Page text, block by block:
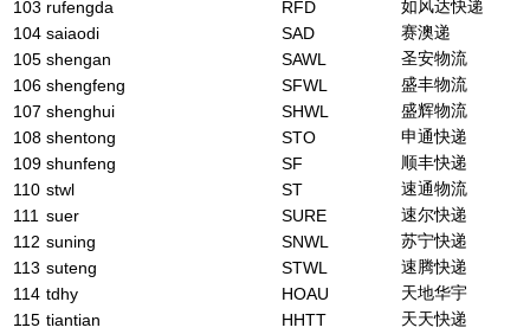
103 rufengda RFD
如风达快递
104 saiaodi SAD
赛澳递
105 shengan SAWL
圣安物流
106 shengfeng SFWL
盛丰物流
107 shenghui SHWL
盛辉物流
108 shentong STO
申通快递
109 shunfeng SF
顺丰快递
110 stwl ST
速通物流
111 suer SURE
速尔快递
112 suning SNWL
苏宁快递
113 suteng STWL
速腾快递
114 tdhy HOAU
天地华宇
115 tiantian HHTT
天天快递